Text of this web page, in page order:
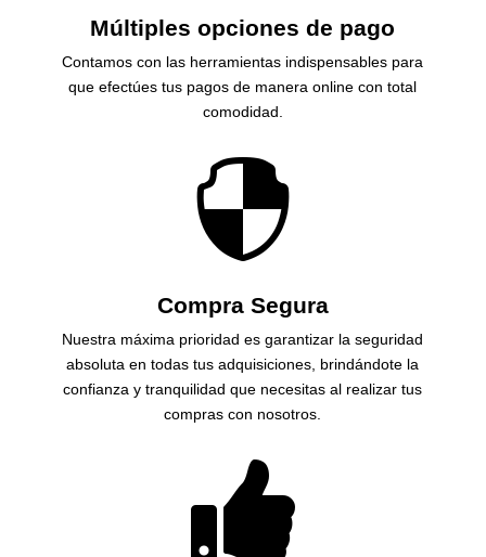
Múltiples opciones de pago
Contamos con las herramientas indispensables para
que efectúes tus pagos de manera online con total
comodidad.

Compra Segura
Nuestra máxima prioridad es garantizar la seguridad
absoluta en todas tus adquisiciones, brindándote la
confianza y tranquilidad que necesitas al realizar tus
compras con nosotros.
